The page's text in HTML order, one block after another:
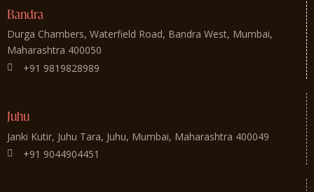
Bandra
Durga Chambers, Waterfield Road, Bandra West, Mumbai,
Maharashtra 400050
+91 9819828989
Juhu
Janki Kutir, Juhu Tara, Juhu, Mumbai, Maharashtra 400049
+91 9044904451